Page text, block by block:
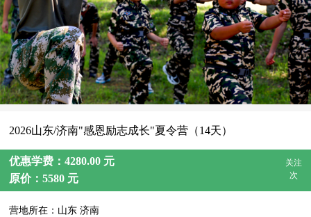
2026山东/济南"感恩励志成长"夏令营（14天）
优惠学费：4280.00 元
原价：5580 元
关注
次
营地所在：山东 济南